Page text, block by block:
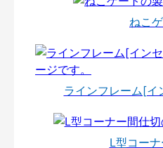
ねこ
ラインフレーム[
L型コー